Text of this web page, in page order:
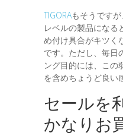
TIGORAもそうです
レベルの製品になる
め付け具合がキツく
です。ただし、毎日
ング目的には、この
を含めちょうど良い
セールを
かなりお